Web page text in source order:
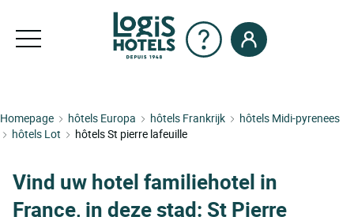
Homepage hôtels Europa hôtels Frankrijk
hôtels Midi-pyrenees
hôtels Lot
hôtels St pierre lafeuille
Vind uw hotel familiehotel in
France, in deze stad: St Pierre